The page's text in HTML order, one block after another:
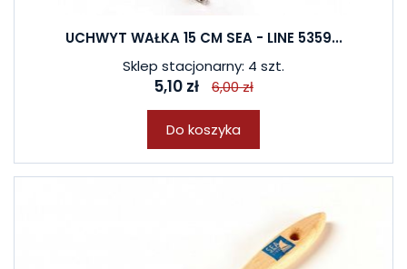
UCHWYT WAŁKA 15 CM SEA - LINE 5359...
Sklep stacjonarny: 4 szt.
5,10 zł 6,00 zł
Do koszyka